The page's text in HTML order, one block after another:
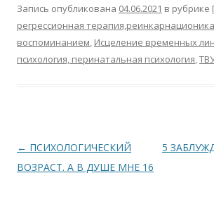
Запись опубликована 04.06.2021 в рубрике
регрессионная терапия,реинкарнационика
воспоминанием, Исцеление временных
психология, перинатальная психология,
Навигация по записям
← ПСИХОЛОГИЧЕСКИЙ
ВОЗРАСТ. А В ДУШЕ МНЕ 16
5